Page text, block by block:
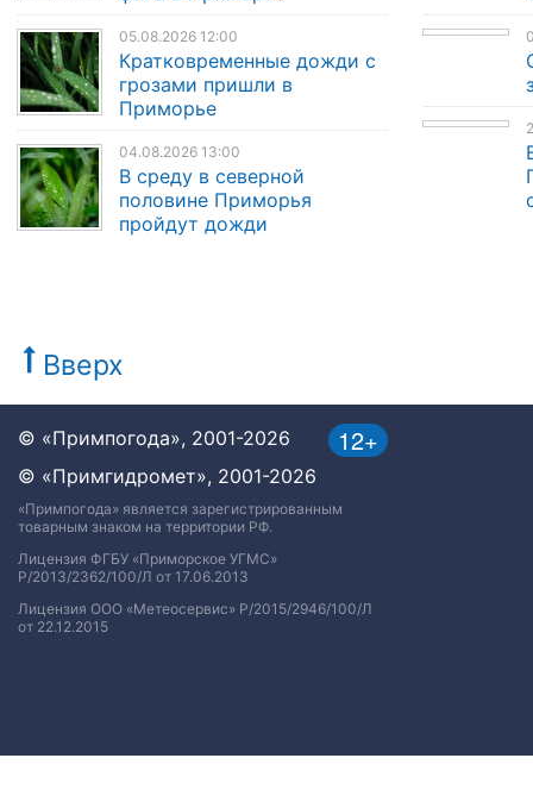
05.08.2026 12:00
Кратковременные дожди с
грозами пришли в
Приморье
04.08.2026 13:00
В среду в северной
половине Приморья
пройдут дожди
Вверх
12+
© «Примпогода», 2001-2026
© «Примгидромет», 2001-2026
«Примпогода» является зарегистрированным
товарным знаком на территории РФ.
Лицензия ФГБУ «Приморское УГМС»
Р/2013/2362/100/Л от 17.06.2013
Лицензия ООО «Метеосервис» Р/2015/2946/100/Л
от 22.12.2015